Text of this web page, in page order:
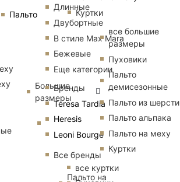
Пальто
Длинные
Двубортные
В стиле Max Mara
Бежевые
Еще категории
Бренды
Teresa Tardia
Heresis
Leoni Bourge
Все бренды
Пальто на
Куртки
Большие
размеры
все большие
размеры
Пуховики
Пальто
демисезонные
Пальто из шерсти
Пальто альпака
Пальто на меху
Куртки
все куртки